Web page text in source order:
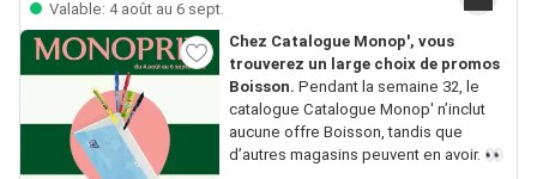
Valable: 4 août au 6 sept.
Chez Catalogue Monop', vous
trouverez un large choix de promos
Boisson. Pendant la semaine 32, le
catalogue Catalogue Monop' n’inclut
aucune offre Boisson, tandis que
d’autres magasins peuvent en avoir. 👀